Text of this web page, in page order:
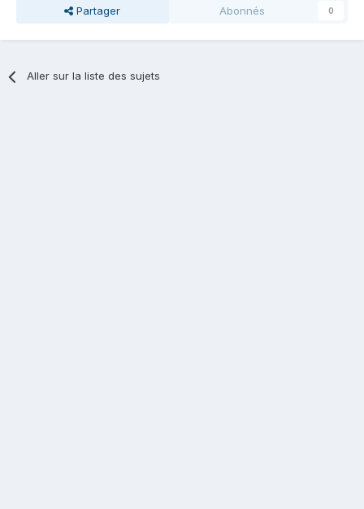
Partager Abonnés 0
Aller sur la liste des sujets